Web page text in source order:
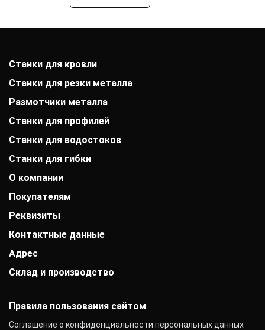
Станки для кровли
Станки для резки металла
Размотчики металла
Станки для профилей
Станки для водостоков
Станки для гибки
О компании
История компании
Выставки
Заказчики
Вакансии
Контакты
Покупателям
Оплата
Гарантии
Акции
Статьи
Реквизиты
АО «Райффайзенбанк»
Р/с: 40702810000000001118
К/с: 30101810200000000700
ОКПО: 40276717
Контактные данные
+7 (800) 333-41-10
График работы:
Адрес
г. Томск, Шегарский переулок, 54Б
Склад и производство
Правила пользования сайтом
Соглашение о конфиденциальности персональных данных